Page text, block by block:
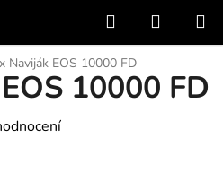
Hledat
KOŠÍK
Naviják EOS 10000 FD
10000 FD